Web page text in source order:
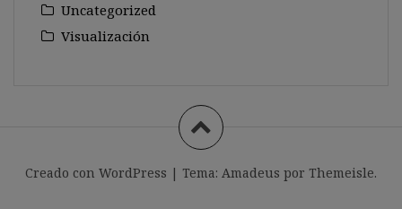
Uncategorized
Visualización
Creado con WordPress | Tema: Amadeus por Themeisle.